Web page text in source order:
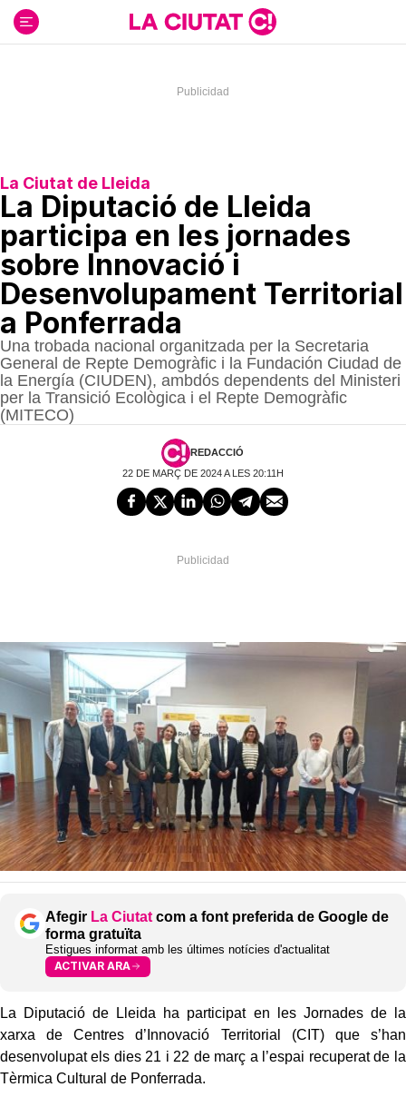
contenido
La Ciutat de Lleida
La Diputació de Lleida
participa en les jornades
sobre Innovació i
Desenvolupament Territorial
a Ponferrada
Una trobada nacional organitzada per la Secretaria
General de Repte Demogràfic i la Fundación Ciudad de
la Energía (CIUDEN), ambdós dependents del Ministeri
per la Transició Ecològica i el Repte Demogràfic
(MITECO)
REDACCIÓ
22 DE MARÇ DE 2024 A LES 20:11H
Afegir La Ciutat com a font preferida de Google de
forma gratuïta
Estigues informat amb les últimes notícies d'actualitat
ACTIVAR ARA
La Diputació de Lleida ha participat en les Jornades de la
xarxa de Centres d’Innovació Territorial (CIT) que s’han
desenvolupat els dies 21 i 22 de març a l’espai recuperat de la
Tèrmica Cultural de Ponferrada.